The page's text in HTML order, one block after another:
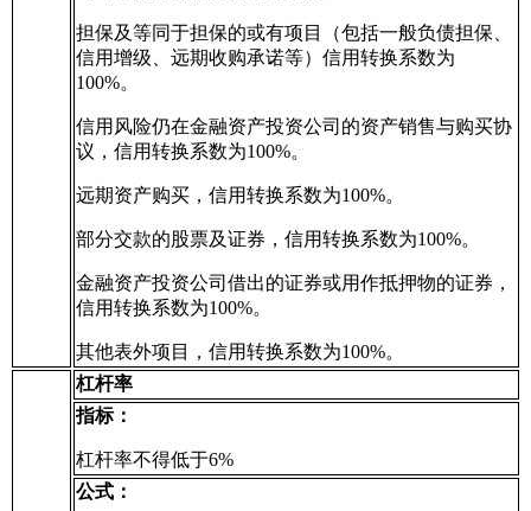
担保及等同于担保的或有项目（包括一般负债担保、
信用增级、远期收购承诺等）信用转换系数为
100%。
信用风险仍在金融资产投资公司的资产销售与购买协
议，信用转换系数为100%。
远期资产购买，信用转换系数为100%。
部分交款的股票及证券，信用转换系数为100%。
金融资产投资公司借出的证券或用作抵押物的证券，
信用转换系数为100%。
其他表外项目，信用转换系数为100%。
杠杆率
指标：
杠杆率不得低于6%
公式：